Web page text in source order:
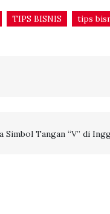
TIPS BISNIS
tips
Simbol Tangan “V” di